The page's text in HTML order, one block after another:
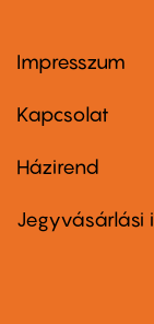
Footer
first
Impresszum
Kapcsolat
Footer
second
Házirend
Jegyvásárlási